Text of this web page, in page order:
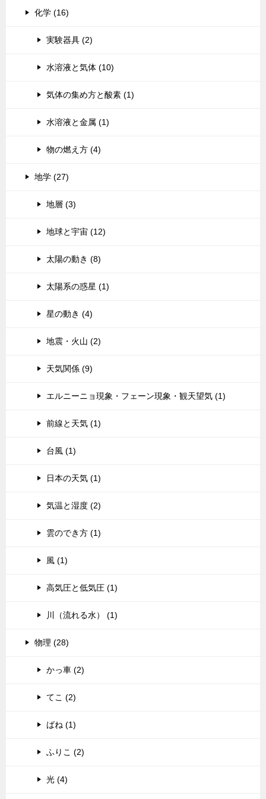
化学 (16)
実験器具 (2)
水溶液と気体 (10)
気体の集め方と酸素 (1)
水溶液と金属 (1)
物の燃え方 (4)
地学 (27)
地層 (3)
地球と宇宙 (12)
太陽の動き (8)
太陽系の惑星 (1)
星の動き (4)
地震・火山 (2)
天気関係 (9)
エルニーニョ現象・フェーン現象・観天望気 (1)
前線と天気 (1)
台風 (1)
日本の天気 (1)
気温と湿度 (2)
雲のでき方 (1)
風 (1)
高気圧と低気圧 (1)
川（流れる水） (1)
物理 (28)
かっ車 (2)
てこ (2)
ばね (1)
ふりこ (2)
光 (4)